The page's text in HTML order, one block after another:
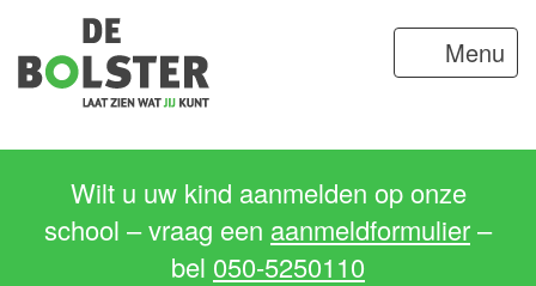
Menu
Wilt u uw kind aanmelden op onze
school – vraag een aanmeldformulier–
bel 050-5250110